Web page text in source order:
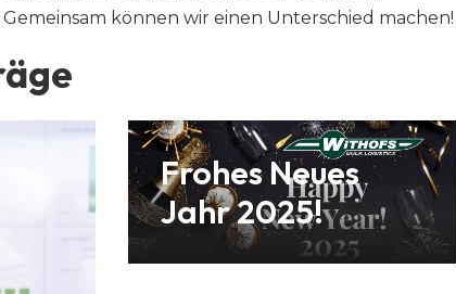
können wir einen Unterschied machen!
Frohes Neues
Jahr 2025!